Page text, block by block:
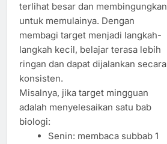
terlihat besar dan membingungkan
untuk memulainya. Dengan
membagi target menjadi langkah-
langkah kecil, belajar terasa lebih
ringan dan dapat dijalankan secara
konsisten.
Misalnya, jika target mingguan
adalah menyelesaikan satu bab
biologi:
Senin: membaca subbab 1